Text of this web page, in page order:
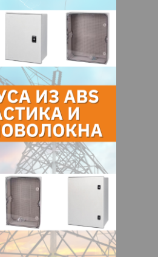
Например, свечеобразные
освещение и
для декоративных
лампы из
отлично подойдут для
или же могут стать
решением, если
висеть без плафона.
лампы
GX53 и лампы MR-
GU5.3 и GU10
в подвесных и
а так же в
для создания
. А-образные лампы
лампы
применяться везде,
грушевидные